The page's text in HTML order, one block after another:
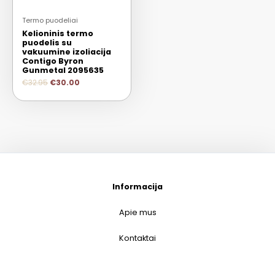
Termo puodeliai
Kelioninis termo
puodelis su
vakuumine izoliacija
Contigo Byron
Gunmetal 2095635
€32.95 €30.00
Informacija
Apie mus
Kontaktai